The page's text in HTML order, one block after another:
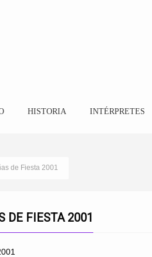
HISTORIA INTÉRPRETES
de Fiesta 2001
DE FIESTA 2001